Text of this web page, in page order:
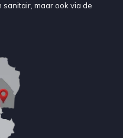
maar ook via de